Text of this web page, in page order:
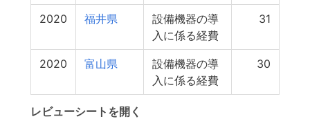
2020 福井県
設備機器の導
入に係る経費
31
2020 富山県
設備機器の導
入に係る経費
30
レビューシートを開く